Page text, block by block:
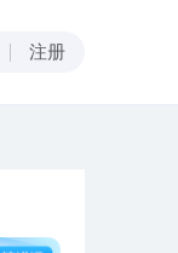
注册